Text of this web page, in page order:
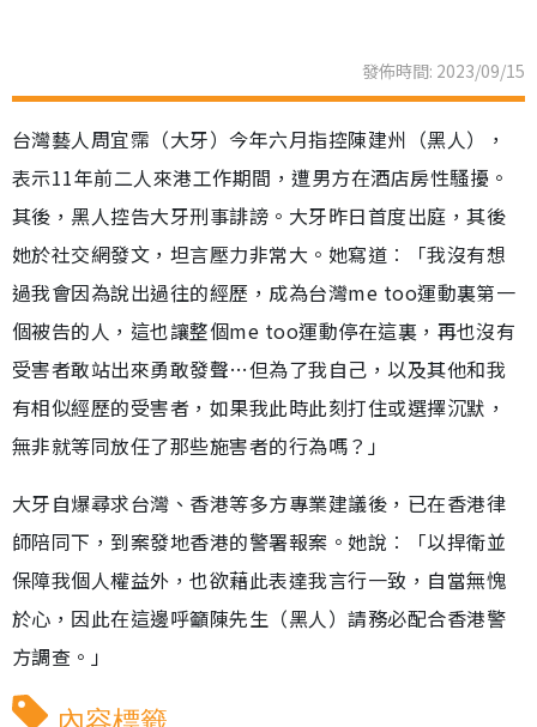
發佈時間: 2023/09/15
台灣藝人周宜霈（大牙）今年六月指控陳建州（黑人），
表示11年前二人來港工作期間，遭男方在酒店房性騷擾。
其後，黑人控告大牙刑事誹謗。大牙昨日首度出庭，其後
她於社交網發文，坦言壓力非常大。她寫道︰「我沒有想
過我會因為說出過往的經歷，成為台灣me too運動裏第一
個被告的人，這也讓整個me too運動停在這裏，再也沒有
受害者敢站出來勇敢發聲…但為了我自己，以及其他和我
有相似經歷的受害者，如果我此時此刻打住或選擇沉默，
無非就等同放任了那些施害者的行為嗎？」
大牙自爆尋求台灣、香港等多方專業建議後，已在香港律
師陪同下，到案發地香港的警署報案。她說︰「以捍衛並
保障我個人權益外，也欲藉此表達我言行一致，自當無愧
於心，因此在這邊呼籲陳先生（黑人）請務必配合香港警
方調查。」
內容標籤